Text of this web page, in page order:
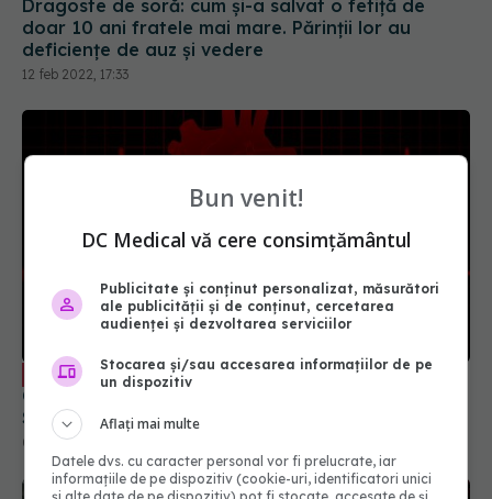
Dragoste de soră: cum și-a salvat o fetiță de
doar 10 ani fratele mai mare. Părinții lor au
deficiențe de auz și vedere
12 feb 2022, 17:33
EXCLUSIV AVC cardioembolic: simptome, cauze.
Cele 2 vârste de graniță când pot apărea.
Stoicescu: Cheagul de sânge e aruncat în creier.
Dacă ai trecut de vârsta asta, riscul crește
07 ian 2023, 13:06
Bun venit!
DC Medical vă cere consimțământul
Publicitate și conținut personalizat, măsurători
ale publicității și de conținut, cercetarea
audienței și dezvoltarea serviciilor
Stocarea și/sau accesarea informațiilor de pe
un dispozitiv
Aflați mai multe
Datele dvs. cu caracter personal vor fi prelucrate, iar
informațiile de pe dispozitiv (cookie-uri, identificatori unici